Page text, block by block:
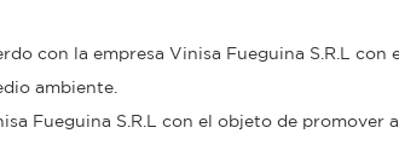
con la empresa Vinisa Fueguina S.R.L con
ambiente.
Fueguina S.R.L con el objeto de promover